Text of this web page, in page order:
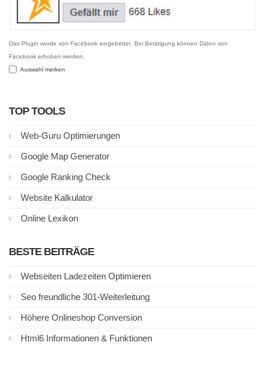
Das Plugin wurde von Facebook eingebettet. Bei Betätigung können Daten von
Facebook erhoben werden.
Auswahl merken
TOP TOOLS
Web-Guru Optimierungen
Google Map Generator
Google Ranking Check
Website Kalkulator
Online Lexikon
BESTE BEITRÄGE
Webseiten Ladezeiten Optimieren
Seo freundliche 301-Weiterleitung
Höhere Onlineshop Conversion
Html6 Informationen & Funktionen